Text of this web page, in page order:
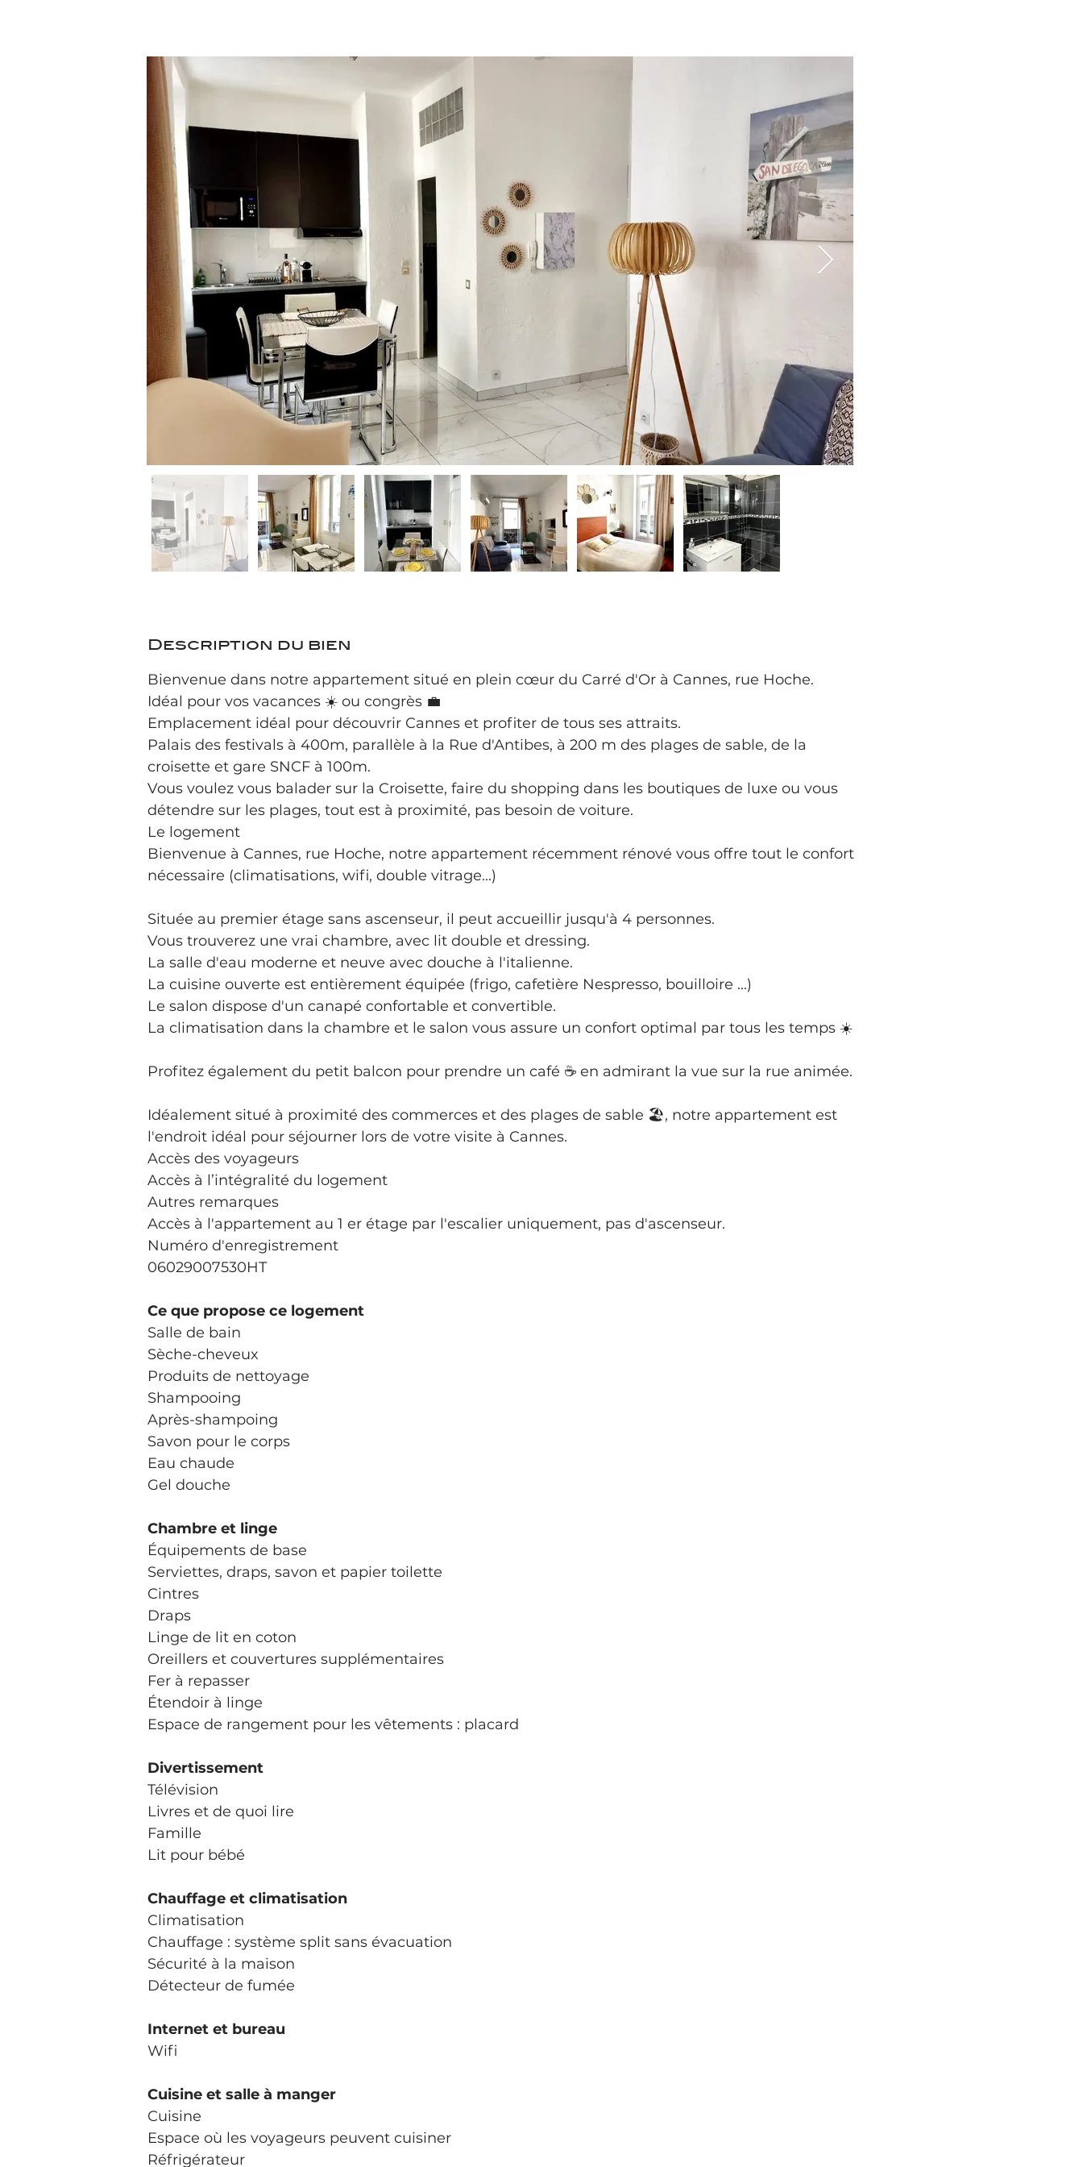
Description du bien
Bienvenue dans notre appartement situé en plein cœur du Carré d'Or à Cannes, rue Hoche.
Idéal pour vos vacances ☀️ ou congrès 💼
Emplacement idéal pour découvrir Cannes et profiter de tous ses attraits.
Palais des festivals à 400m, parallèle à la Rue d'Antibes, à 200 m des plages de sable, de la
croisette et gare SNCF à 100m.
Vous voulez vous balader sur la Croisette, faire du shopping dans les boutiques de luxe ou vous
détendre sur les plages, tout est à proximité, pas besoin de voiture.
Le logement
Bienvenue à Cannes, rue Hoche, notre appartement récemment rénové vous offre tout le confort
nécessaire (climatisations, wifi, double vitrage...)
Située au premier étage sans ascenseur, il peut accueillir jusqu'à 4 personnes.
Vous trouverez une vrai chambre, avec lit double et dressing.
La salle d'eau moderne et neuve avec douche à l'italienne.
La cuisine ouverte est entièrement équipée (frigo, cafetière Nespresso, bouilloire ...)
Le salon dispose d'un canapé confortable et convertible.
La climatisation dans la chambre et le salon vous assure un confort optimal par tous les temps ☀️
Profitez également du petit balcon pour prendre un café ☕️ en admirant la vue sur la rue animée.
Idéalement situé à proximité des commerces et des plages de sable 🏖, notre appartement est
l'endroit idéal pour séjourner lors de votre visite à Cannes.
Accès des voyageurs
Accès à l’intégralité du logement
Autres remarques
Accès à l'appartement au 1 er étage par l'escalier uniquement, pas d'ascenseur.
Numéro d'enregistrement
06029007530HT
Ce que propose ce logement
Salle de bain
Sèche-cheveux
Produits de nettoyage
Shampooing
Après-shampoing
Savon pour le corps
Eau chaude
Gel douche
Chambre et linge
Équipements de base
Serviettes, draps, savon et papier toilette
Cintres
Draps
Linge de lit en coton
Oreillers et couvertures supplémentaires
Fer à repasser
Étendoir à linge
Espace de rangement pour les vêtements : placard
Divertissement
Télévision
Livres et de quoi lire
Famille
Lit pour bébé
Chauffage et climatisation
Climatisation
Chauffage : système split sans évacuation
Sécurité à la maison
Détecteur de fumée
Internet et bureau
Wifi
Cuisine et salle à manger
Cuisine
Espace où les voyageurs peuvent cuisiner
Réfrigérateur